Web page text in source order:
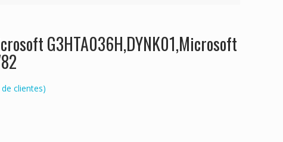
G3HTA036H,DYNK01,Microsoft
clientes)